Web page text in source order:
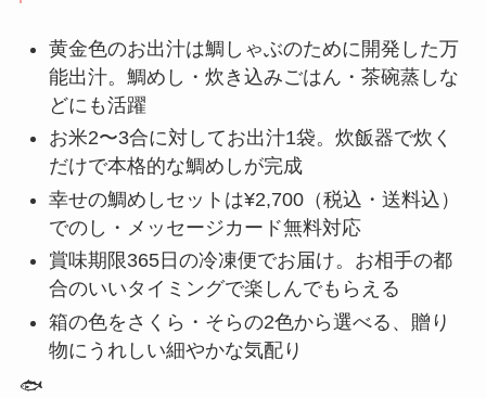
黄金色のお出汁は鯛しゃぶのために開発した万
能出汁。鯛めし・炊き込みごはん・茶碗蒸しな
どにも活躍
お米2〜3合に対してお出汁1袋。炊飯器で炊く
だけで本格的な鯛めしが完成
幸せの鯛めしセットは¥2,700（税込・送料込）
でのし・メッセージカード無料対応
賞味期限365日の冷凍便でお届け。お相手の都
合のいいタイミングで楽しんでもらえる
箱の色をさくら・そらの2色から選べる、贈り
物にうれしい細やかな気配り
🐟